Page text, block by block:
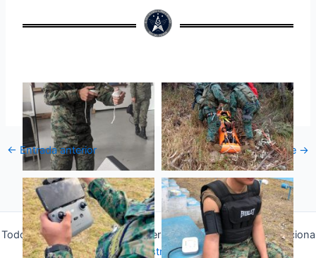
← Entrada anterior Entrada siguiente →
Todos los derechos © 2026 Fuerza Aérea Ecuatoriana | Funciona
gracias aTema Astra para WordPress